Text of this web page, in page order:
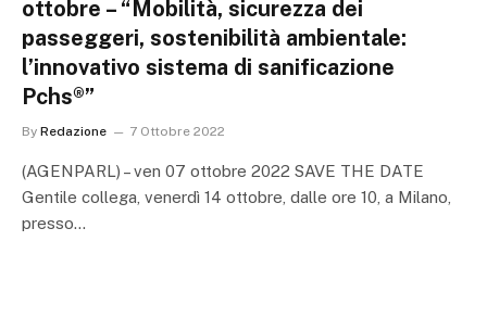
ottobre – “Mobilità, sicurezza dei
passeggeri, sostenibilità ambientale:
l’innovativo sistema di sanificazione
Pchs®”
By Redazione 7 Ottobre 2022
(AGENPARL) – ven 07 ottobre 2022 SAVE THE DATE
Gentile collega, venerdì 14 ottobre, dalle ore 10, a Milano,
presso…